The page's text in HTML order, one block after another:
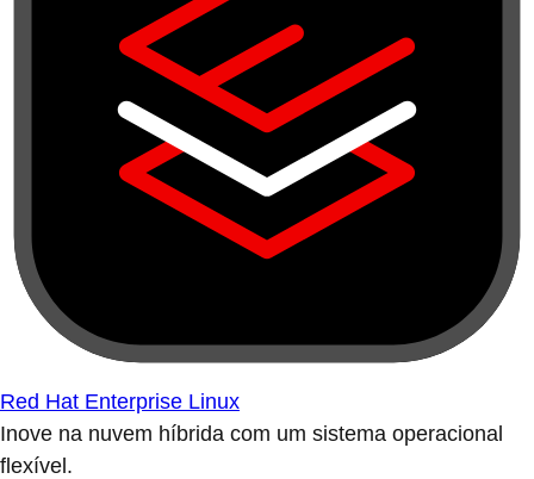
Red Hat Enterprise Linux
Inove na nuvem híbrida com um sistema operacional
flexível.